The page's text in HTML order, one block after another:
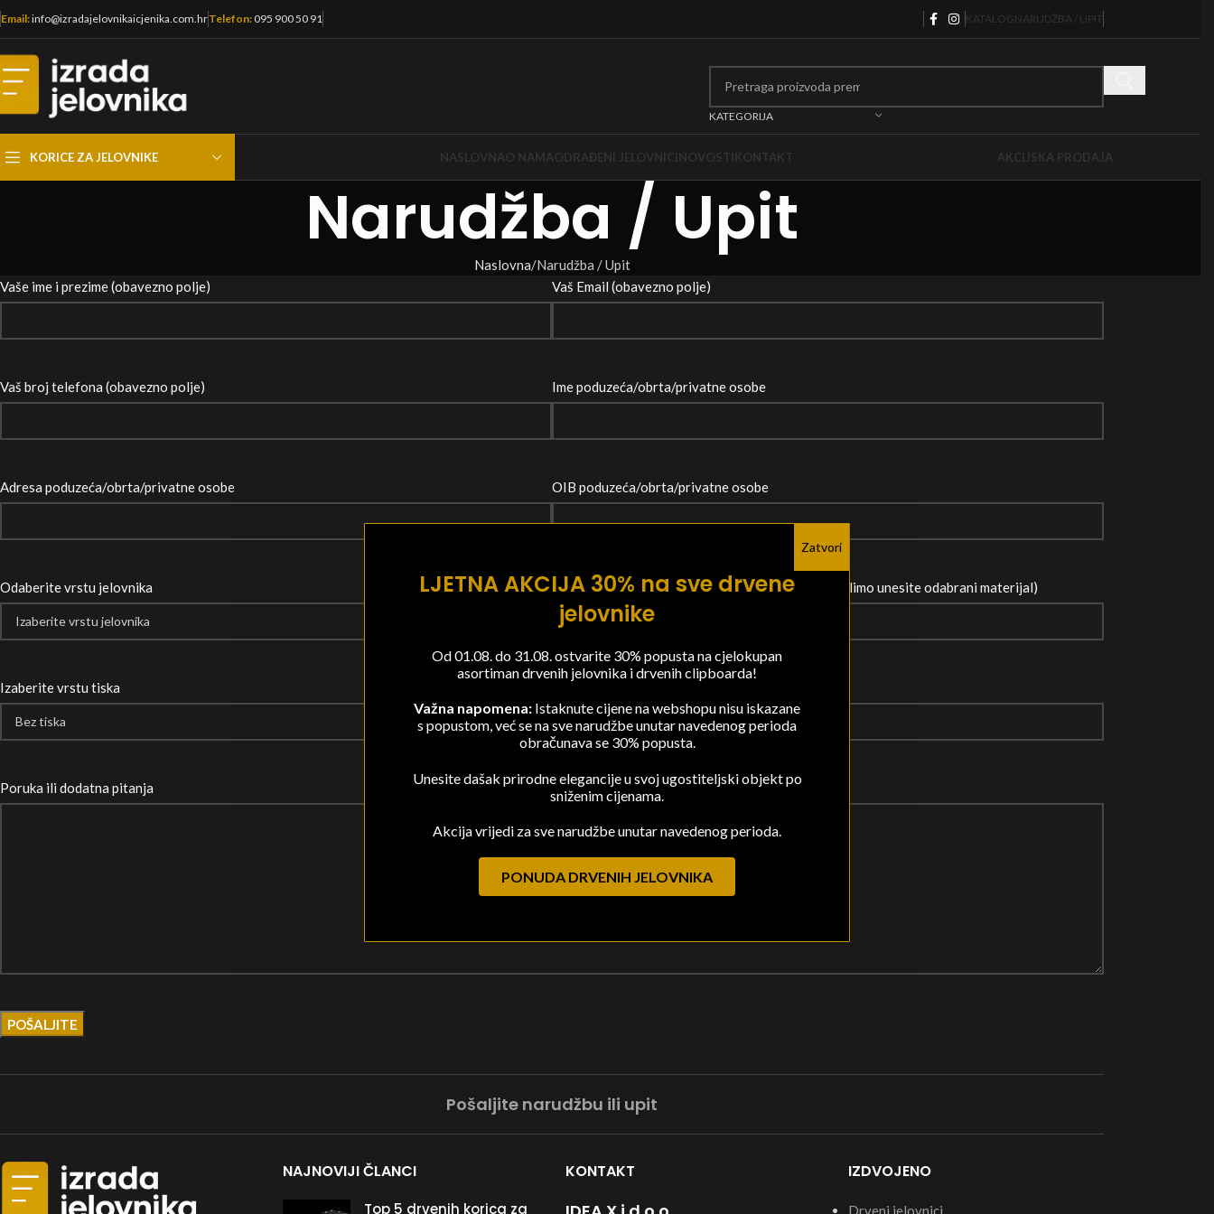
Email:info@izradajelovnikaicjenika.com.hrTelefon: 095 900 50 91 KATALOGNARUDŽBA / UPIT
KATEGORIJA
KORICE ZA JELOVNIKE NASLOVNAO NAMAODRAĐENI JELOVNICINOVOSTIKONTAKT AKCIJSKA PRODAJA
Narudžba / Upit
Naslovna Narudžba / Upit
Vaše ime i prezime (obavezno polje)
Vaš Email (obavezno polje)
Vaš broj telefona (obavezno polje) Ime poduzeća/obrta/privatne osobe
Adresa poduzeća/obrta/privatne osobe OIB poduzeća/obrta/privatne osobe
Odaberite vrstu jelovnika Unesite naziv modela (za jelovnike od eko kože molimo unesite odabrani materijal)
Izaberite vrstu tiska
Poruka ili dodatna pitanja
Pošaljite narudžbu ili upit
NAJNOVIJI ČLANCI
Top 5 drvenih korica za
KONTAKT IZDVOJENO
Drveni jelovnici
LJETNA AKCIJA 30% na sve drvene
jelovnike
Od 01.08. do 31.08. ostvarite 30% popusta na cjelokupan
asortiman drvenih jelovnika i drvenih clipboarda!
Važna napomena: Istaknute cijene na webshopu nisu iskazane
s popustom, već se na sve narudžbe unutar navedenog perioda
obračunava se 30% popusta.
Unesite dašak prirodne elegancije u svoj ugostiteljski objekt po
sniženim cijenama.
Akcija vrijedi za sve narudžbe unutar navedenog perioda.
PONUDA DRVENIH JELOVNIKA
Zatvori